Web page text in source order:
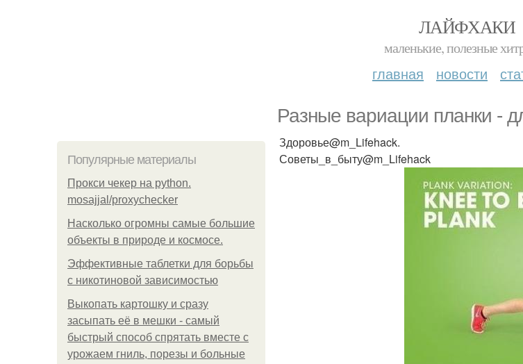
ЛАЙФХАКИ
маленькие, полезные
главная новости
Разные вариации планки -
Популярные материалы
Прокси чекер на python.
mosajjal/proxychecker
Насколько огромны самые большие
объекты в природе и космосе.
Эффективные таблетки для борьбы
с никотиновой зависимостью
Выкопать картошку и сразу
засыпать её в мешки - самый
быстрый способ спрятать вместе с
урожаем гниль, порезы и больные
Здоровье@m_Lifehack.
Советы_в_быту@m_Lifehack